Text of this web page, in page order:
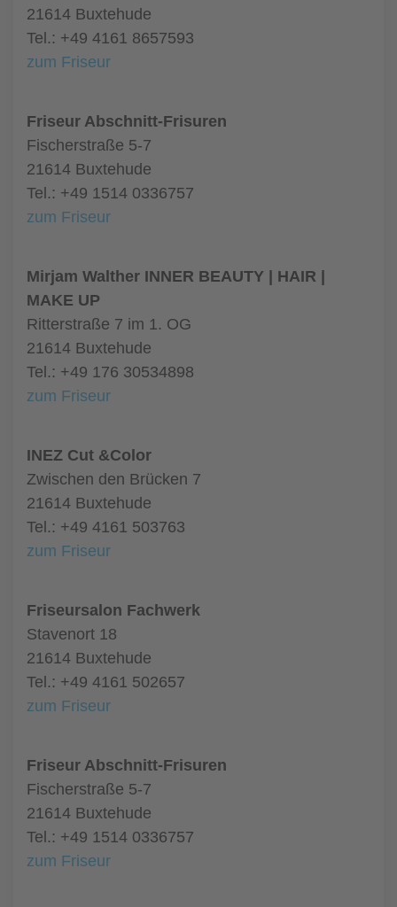
21614 Buxtehude
Tel.: +49 4161 8657593
zum Friseur
Friseur Abschnitt-Frisuren
Fischerstraße 5-7
21614 Buxtehude
Tel.: +49 1514 0336757
zum Friseur
Mirjam Walther INNER BEAUTY | HAIR |
MAKE UP
Ritterstraße 7 im 1. OG
21614 Buxtehude
Tel.: +49 176 30534898
zum Friseur
INEZ Cut &Color
Zwischen den Brücken 7
21614 Buxtehude
Tel.: +49 4161 503763
zum Friseur
Friseursalon Fachwerk
Stavenort 18
21614 Buxtehude
Tel.: +49 4161 502657
zum Friseur
Friseur Abschnitt-Frisuren
Fischerstraße 5-7
21614 Buxtehude
Tel.: +49 1514 0336757
zum Friseur